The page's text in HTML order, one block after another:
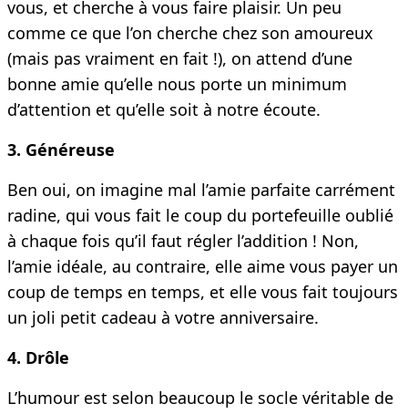
vous, et cherche à vous faire plaisir. Un peu
comme ce que l’on cherche chez son amoureux
(mais pas vraiment en fait !), on attend d’une
bonne amie qu’elle nous porte un minimum
d’attention et qu’elle soit à notre écoute.
3. Généreuse
Ben oui, on imagine mal l’amie parfaite carrément
radine, qui vous fait le coup du portefeuille oublié
à chaque fois qu’il faut régler l’addition ! Non,
l’amie idéale, au contraire, elle aime vous payer un
coup de temps en temps, et elle vous fait toujours
un joli petit cadeau à votre anniversaire.
4. Drôle
L’humour est selon beaucoup le socle véritable de